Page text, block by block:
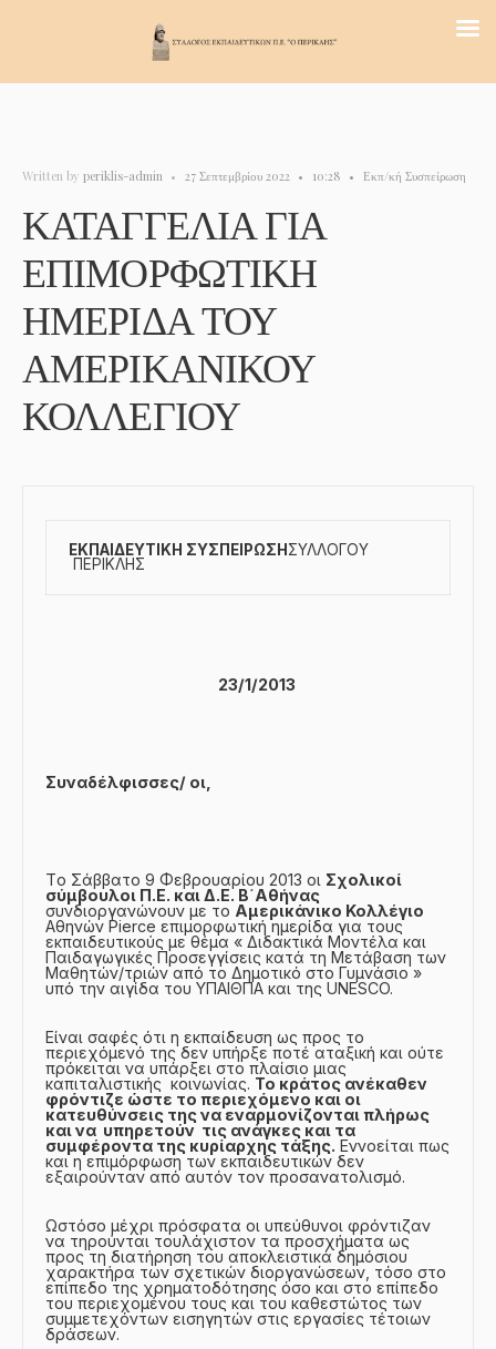
Written by periklis-admin • 27 Σεπτεμβρίου 2022 • 10:28 • Εκπ/κή Συσπείρωση
ΚΑΤΑΓΓΕΛΙΑ ΓΙΑ
ΕΠΙΜΟΡΦΩΤΙΚΗ
ΗΜΕΡΙΔΑ ΤΟΥ
ΑΜΕΡΙΚΑΝΙΚΟΥ
ΚΟΛΛΕΓΙΟΥ
ΕΚΠΑΙΔΕΥΤΙΚΗ ΣΥΣΠΕΙΡΩΣΗ ΣΥΛΛΟΓΟΥ
ΠΕΡΙΚΛΗΣ
23/1/2013
Συναδέλφισσες/ οι,
Tο Σάββατο 9 Φεβρουαρίου 2013 οι Σχολικοί
σύμβουλοι Π.Ε. και Δ.Ε. Β΄Αθήνας
συνδιοργανώνουν με το Αμερικάνικο Κολλέγιο
Αθηνών Pierce επιμορφωτική ημερίδα για τους
εκπαιδευτικούς με θέμα « Διδακτικά Μοντέλα και
Παιδαγωγικές Προσεγγίσεις κατά τη Μετάβαση των
Μαθητών/τριών από το Δημοτικό στο Γυμνάσιο »
υπό την αιγίδα του ΥΠΑΙΘΠΑ και της UNESCO.
Είναι σαφές ότι η εκπαίδευση ως προς το
περιεχόμενό της δεν υπήρξε ποτέ αταξική και ούτε
πρόκειται να υπάρξει στο πλαίσιο μιας
καπιταλιστικής κοινωνίας. Το κράτος ανέκαθεν
φρόντιζε ώστε το περιεχόμενο και οι
κατευθύνσεις της να εναρμονίζονται πλήρως
και να υπηρετούν τις ανάγκες και τα
συμφέροντα της κυρίαρχης τάξης. Εννοείται πως
και η επιμόρφωση των εκπαιδευτικών δεν
εξαιρούνταν από αυτόν τον προσανατολισμό.
Ωστόσο μέχρι πρόσφατα οι υπεύθυνοι φρόντιζαν
να τηρούνται τουλάχιστον τα προσχήματα ως
προς τη διατήρηση του αποκλειστικά δημόσιου
χαρακτήρα των σχετικών διοργανώσεων, τόσο στο
επίπεδο της χρηματοδότησης όσο και στο επίπεδο
του περιεχομένου τους και του καθεστώτος των
συμμετεχόντων εισηγητών στις εργασίες τέτοιων
δράσεων.